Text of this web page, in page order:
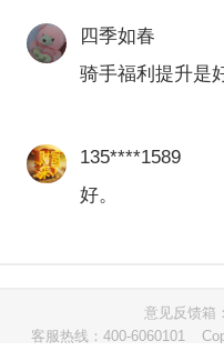
激烈竞争导致的
注的是美团在未
提高运营效率
找到新的增长点。
外卖亏损利空出尽
非美团单独
四季如春
骑手福利提升是
135****1589
好。
意见反馈箱：
客服热线：400-6060101